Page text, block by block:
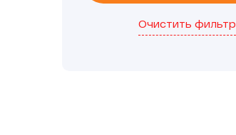
Очистить фильтр